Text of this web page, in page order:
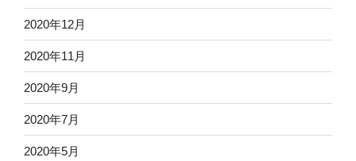
2020年12月
2020年11月
2020年9月
2020年7月
2020年5月